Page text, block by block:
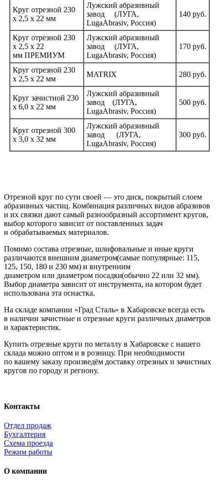
Круг отрезной 230
х 2,5 х 22 мм
Лужский абразивный
завод
(ЛУГА,
LugaAbrasiv, Россия)
140 руб.
Круг отрезной 230
х 2,5 х 22
мм ПРЕМИУМ
Лужский абразивный
завод
(ЛУГА,
LugaAbrasiv, Россия)
170 руб.
Круг отрезной 230
х 2,5 х 22 мм
MATRIX 280 руб.
Круг зачистной 230
х 6,0 х 22 мм
Лужский абразивный
завод
(ЛУГА,
LugaAbrasiv, Россия)
500 руб.
Круг отрезной 300
х 3,0 х 32 мм
Лужский абразивный
завод
(ЛУГА,
LugaAbrasiv, Россия)
300 руб.
Отрезной круг по сути своей — это диск, покрытый слоем
абразивных частиц. Комбинация различных видов абразивов
и их связки дают самый разнообразный ассортимент кругов,
выбор которого зависит от поставленных задач
и обрабатываемых материалов.
Помимо состава отрезные, шлифовальные и иные круги
различаются внешним диаметром(самые популярные: 115,
125, 150, 180 и 230 мм) и внутренним
диаметром или диаметром посадки(обычно 22 или 32 мм).
Выбор диаметра зависит от инструмента, на котором будет
использована эта оснастка.
На складе компании «Град Сталь» в Хабаровске всегда есть
в наличии зачистные и отрезные круги различных диаметров
и характеристик.
Купить отрезные круги по металлу в Хабаровске с нашего
склада можно оптом и в розницу. При необходимости
по вашему заказу произведём доставку отрезных и зачистных
кругов по городу и региону.
Контакты
Отдел продаж
Бухгалтерия
Схема проезда
Режим работы
О компании